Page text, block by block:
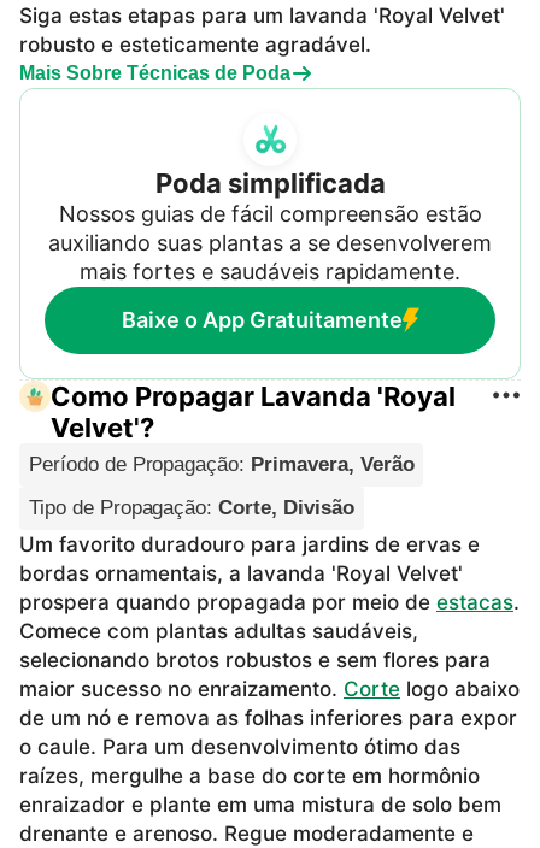
Siga estas etapas para um lavanda 'Royal Velvet'
robusto e esteticamente agradável.
Mais Sobre Técnicas de Poda
Poda simplificada
Nossos guias de fácil compreensão estão
auxiliando suas plantas a se desenvolverem
mais fortes e saudáveis rapidamente.
Baixe o App Gratuitamente
Como Propagar Lavanda 'Royal
Velvet'?
Período de Propagação: Primavera, Verão
Tipo de Propagação: Corte, Divisão
Um favorito duradouro para jardins de ervas e
bordas ornamentais, a lavanda 'Royal Velvet'
prospera quando propagada por meio de estacas.
Comece com plantas adultas saudáveis,
selecionando brotos robustos e sem flores para
maior sucesso no enraizamento. Corte logo abaixo
de um nó e remova as folhas inferiores para expor
o caule. Para um desenvolvimento ótimo das
raízes, mergulhe a base do corte em hormônio
enraizador e plante em uma mistura de solo bem
drenante e arenoso. Regue moderadamente e